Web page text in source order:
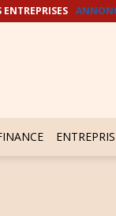
ENTREPRISES